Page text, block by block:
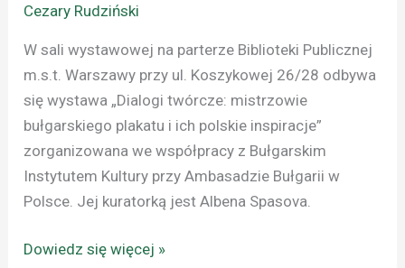
Cezary Rudziński
W sali wystawowej na parterze Biblioteki Publicznej
m.s.t. Warszawy przy ul. Koszykowej 26/28 odbywa
się wystawa „Dialogi twórcze: mistrzowie
bułgarskiego plakatu i ich polskie inspiracje”
zorganizowana we współpracy z Bułgarskim
Instytutem Kultury przy Ambasadzie Bułgarii w
Polsce. Jej kuratorką jest Albena Spasova.
Dowiedz się więcej »